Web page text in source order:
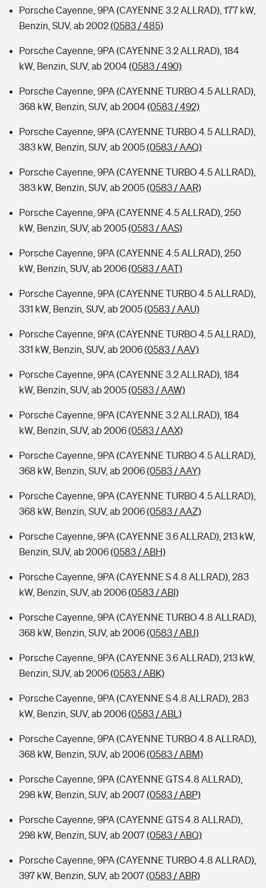
Typklassen: So ist Ihr Auto eingestuft
Sie haben Fragen?
Porsche Cayenne, 9PA (CAYENNE 3.2 ALLRAD), 177 kW,
Benzin, SUV, ab 2002(0583 / 485)
Porsche Cayenne, 9PA (CAYENNE 3.2 ALLRAD), 184
kW, Benzin, SUV, ab 2004(0583 / 490)
Porsche Cayenne, 9PA (CAYENNE TURBO 4.5 ALLRAD),
368 kW, Benzin, SUV, ab 2004(0583 / 492)
Porsche Cayenne, 9PA (CAYENNE TURBO 4.5 ALLRAD),
383 kW, Benzin, SUV, ab 2005(0583 / AAQ)
Porsche Cayenne, 9PA (CAYENNE TURBO 4.5 ALLRAD),
383 kW, Benzin, SUV, ab 2005(0583 / AAR)
Porsche Cayenne, 9PA (CAYENNE 4.5 ALLRAD), 250
kW, Benzin, SUV, ab 2005(0583 / AAS)
Porsche Cayenne, 9PA (CAYENNE 4.5 ALLRAD), 250
kW, Benzin, SUV, ab 2006(0583 / AAT)
Porsche Cayenne, 9PA (CAYENNE TURBO 4.5 ALLRAD),
331 kW, Benzin, SUV, ab 2005(0583 / AAU)
Porsche Cayenne, 9PA (CAYENNE TURBO 4.5 ALLRAD),
331 kW, Benzin, SUV, ab 2006(0583 / AAV)
Porsche Cayenne, 9PA (CAYENNE 3.2 ALLRAD), 184
kW, Benzin, SUV, ab 2005(0583 / AAW)
Porsche Cayenne, 9PA (CAYENNE 3.2 ALLRAD), 184
kW, Benzin, SUV, ab 2006(0583 / AAX)
Porsche Cayenne, 9PA (CAYENNE TURBO 4.5 ALLRAD),
368 kW, Benzin, SUV, ab 2006(0583 / AAY)
Porsche Cayenne, 9PA (CAYENNE TURBO 4.5 ALLRAD),
368 kW, Benzin, SUV, ab 2006(0583 / AAZ)
Porsche Cayenne, 9PA (CAYENNE 3.6 ALLRAD), 213 kW,
Benzin, SUV, ab 2006(0583 / ABH)
Porsche Cayenne, 9PA (CAYENNE S 4.8 ALLRAD), 283
kW, Benzin, SUV, ab 2006(0583 / ABI)
Porsche Cayenne, 9PA (CAYENNE TURBO 4.8 ALLRAD),
368 kW, Benzin, SUV, ab 2006(0583 / ABJ)
Porsche Cayenne, 9PA (CAYENNE 3.6 ALLRAD), 213 kW,
Benzin, SUV, ab 2006(0583 / ABK)
Porsche Cayenne, 9PA (CAYENNE S 4.8 ALLRAD), 283
kW, Benzin, SUV, ab 2006(0583 / ABL)
Porsche Cayenne, 9PA (CAYENNE TURBO 4.8 ALLRAD),
368 kW, Benzin, SUV, ab 2006(0583 / ABM)
Porsche Cayenne, 9PA (CAYENNE GTS 4.8 ALLRAD),
298 kW, Benzin, SUV, ab 2007(0583 / ABP)
Porsche Cayenne, 9PA (CAYENNE GTS 4.8 ALLRAD),
298 kW, Benzin, SUV, ab 2007(0583 / ABQ)
Porsche Cayenne, 9PA (CAYENNE TURBO 4.8 ALLRAD),
397 kW, Benzin, SUV, ab 2007(0583 / ABR)